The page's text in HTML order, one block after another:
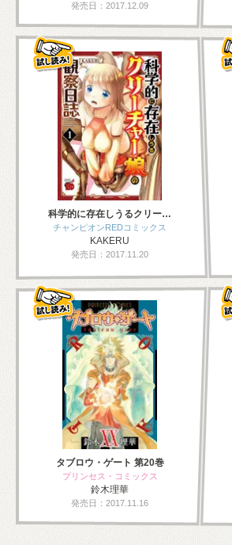
発売日：2017.12.09
科学的に存在しうるクリー…
チャンピオンREDコミックス
KAKERU
発売日：2017.11.20
タブロウ・ゲート 第20巻
プリンセス・コミックス
鈴木理華
発売日：2017.11.16